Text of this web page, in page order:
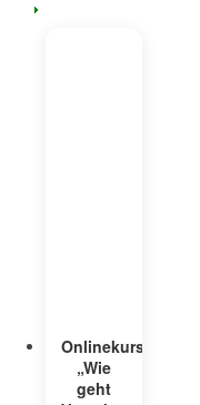
Onlinekurs
„Wie
geht